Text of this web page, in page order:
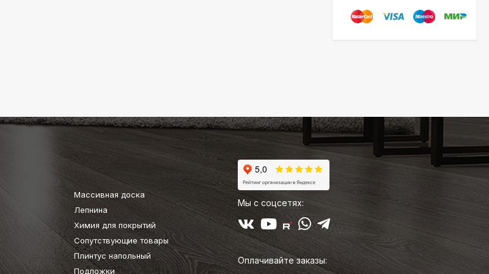
Массивная доска
Лепнина
Химия для покрытий
Сопутствующие товары
Плинтус напольный
Подложки
Мы с соцсетях:
Оплачивайте заказы: